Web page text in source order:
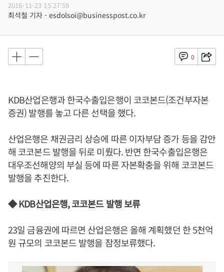
2016-11-23 15:27:59
최석철 기자 - esdolsoi@businesspost.co.kr
0
KDB산업은행과 한국수출입은행이 코코본드(조건부자본
증권) 발행를 놓고 다른 선택을 했다.
산업은행은 채권금리 상승에 따른 이자부담 증가 등을 감안
해 코코본드 발행을 뒤로 미뤘다. 반면 한국수출입은행은
대우조선해양의 부실 등에 따른 자본확충을 위해 코코본드
발행을 추진한다.
◆ KDB산업은행, 코코본드 발행 보류
23일 금융권에 따르면 산업은행은 올해 계획했던 한 5천억
원 규모의 코코본드 발행을 잠정보류했다.